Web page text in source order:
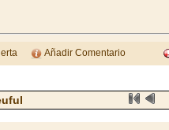
Añadir Comentario